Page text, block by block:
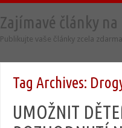
Zajímavé články
Publikujte vaše články zcela
Tag Archives:
UMOŽNIT